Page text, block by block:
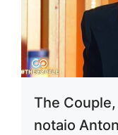
The
notaio